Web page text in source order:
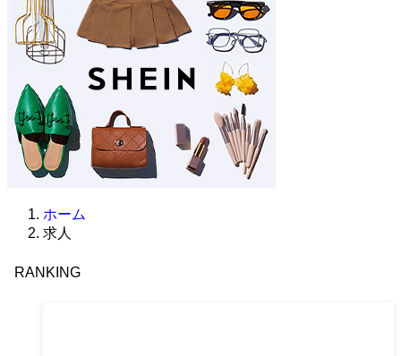
ホーム
求人
RANKING